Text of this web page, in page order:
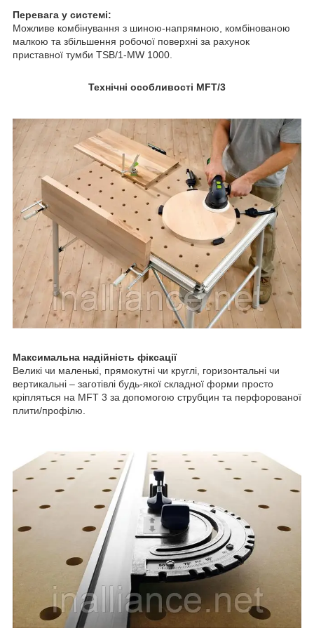
Перевага у системі:
Можливе комбінування з шиною-напрямною, комбінованою
малкою та збільшення робочої поверхні за рахунок
приставної тумби TSB/1-MW 1000.
Технічні особливості MFT/3
Максимальна надійність фіксації
Великі чи маленькі, прямокутні чи круглі, горизонтальні чи
вертикальні – заготівлі будь-якої складної форми просто
кріпляться на MFT 3 за допомогою струбцин та перфорованої
плити/профілю.